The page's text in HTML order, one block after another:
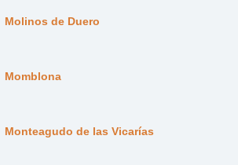
Molinos de Duero
Momblona
Monteagudo de las Vicarías